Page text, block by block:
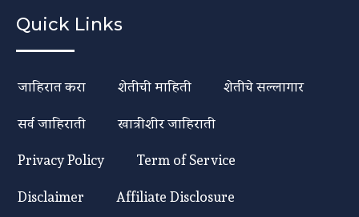
Quick Links
जाहिरात करा शेतीची माहिती
शेतीचे सल्लागार
सर्व जाहिराती
खात्रीशीर जाहिराती
Privacy Policy
Term of Service
Disclaimer
Affiliate Disclosure